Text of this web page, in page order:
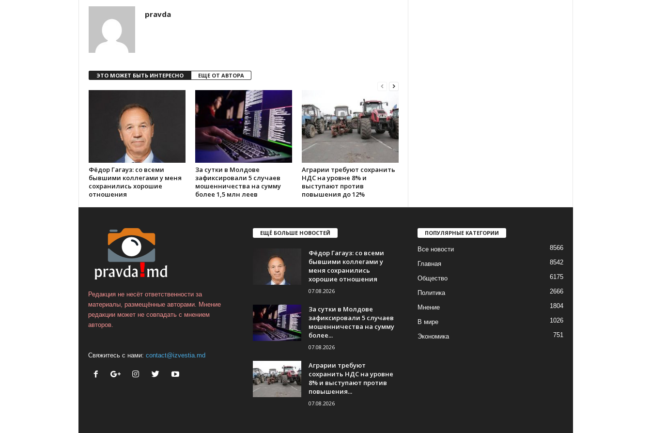
pravda
ЭТО МОЖЕТ БЫТЬ ИНТЕРЕСНО ЕЩЕ ОТ АВТОРА
Фёдор Гагауз: со всеми
бывшими коллегами у меня
сохранились хорошие
отношения
За сутки в Молдове
зафиксировали 5 случаев
мошенничества на сумму
более 1,5 млн леев
Аграрии требуют сохранить
НДС на уровне 8% и
выступают против
повышения до 12%
Редакция не несёт ответственности за
материалы, размещённые авторами. Мнение
редакции может не совпадать с мнением
авторов.
Свяжитесь с нами: contact@izvestia.md
ЕЩЁ БОЛЬШЕ НОВОСТЕЙ
Фёдор Гагауз: со всеми
бывшими коллегами у
меня сохранились
хорошие отношения
07.08.2026
За сутки в Молдове
зафиксировали 5 случаев
мошенничества на сумму
более...
07.08.2026
Аграрии требуют
сохранить НДС на уровне
8% и выступают против
повышения...
07.08.2026
ПОПУЛЯРНЫЕ КАТЕГОРИИ
Все новости 8566
Главная 8542
Общество 6175
Политика 2666
Мнение 1804
В мире 1026
Экономика 751